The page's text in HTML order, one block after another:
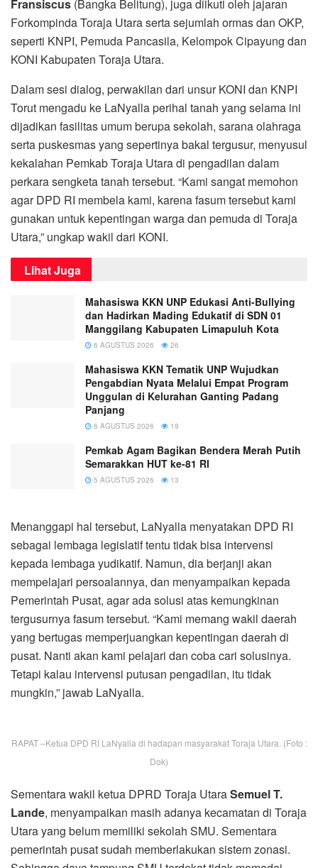
Fransiscus (Bangka Belitung), juga diikuti oleh jajaran
Forkompinda Toraja Utara serta sejumlah ormas dan OKP,
seperti KNPI, Pemuda Pancasila, Kelompok Cipayung dan
KONI Kabupaten Toraja Utara.
Dalam sesi dialog, perwakilan dari unsur KONI dan KNPI
Torut mengadu ke LaNyalla perihal tanah yang selama ini
dijadikan fasilitas umum berupa sekolah, sarana olahraga
serta puskesmas yang sepertinya bakal tergusur, menyusul
kekalahan Pemkab Toraja Utara di pengadilan dalam
perkara sengketa tanah tersebut. “Kami sangat memohon
agar DPD RI membela kami, karena fasum tersebut kami
gunakan untuk kepentingan warga dan pemuda di Toraja
Utara,” ungkap wakil dari KONI.
Lihat Juga
Mahasiswa KKN UNP Edukasi Anti-Bullying
dan Hadirkan Mading Edukatif di SDN 01
Manggilang Kabupaten Limapuluh Kota
6 AGUSTUS 2026 26
Mahasiswa KKN Tematik UNP Wujudkan
Pengabdian Nyata Melalui Empat Program
Unggulan di Kelurahan Ganting Padang
Panjang
6 AGUSTUS 2026 19
Pemkab Agam Bagikan Bendera Merah Putih
Semarakkan HUT ke-81 RI
5 AGUSTUS 2026 13
Menanggapi hal tersebut, LaNyalla menyatakan DPD RI
sebagai lembaga legislatif tentu tidak bisa intervensi
kepada lembaga yudikatif. Namun, dia berjanji akan
mempelajari persoalannya, dan menyampaikan kepada
Pemerintah Pusat, agar ada solusi atas kemungkinan
tergusurnya fasum tersebut. “Kami memang wakil daerah
yang bertugas memperjuangkan kepentingan daerah di
pusat. Nanti akan kami pelajari dan coba cari solusinya.
Tetapi kalau intervensi putusan pengadilan, itu tidak
mungkin,” jawab LaNyalla.
RAPAT –Ketua DPD RI LaNyalla di hadapan masyarakat Toraja Utara. (Foto :
Dok)
Sementara wakil ketua DPRD Toraja UtaraSemuel T.
Lande, menyampaikan masih adanya kecamatan di Toraja
Utara yang belum memiliki sekolah SMU. Sementara
pemerintah pusat sudah memberlakukan sistem zonasi.